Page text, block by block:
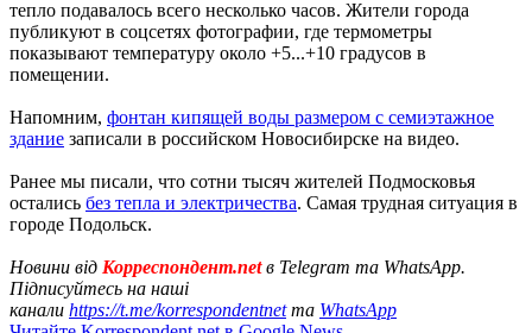
тепло подавалось всего несколько часов. Жители города
публикуют в соцсетях фотографии, где термометры
показывают температуру около +5...+10 градусов в
помещении.
Напомним, фонтан кипящей воды размером с семиэтажное
здание записали в российском Новосибирске на видео.
Ранее мы писали, что сотни тысяч жителей Подмосковья
остались без тепла и электричества. Самая трудная ситуация в
городе Подольск.
Новини від Корреспондент.netв Telegram та WhatsApp.
Підписуйтесь на наші
канали https://t.me/korrespondentnetта WhatsApp